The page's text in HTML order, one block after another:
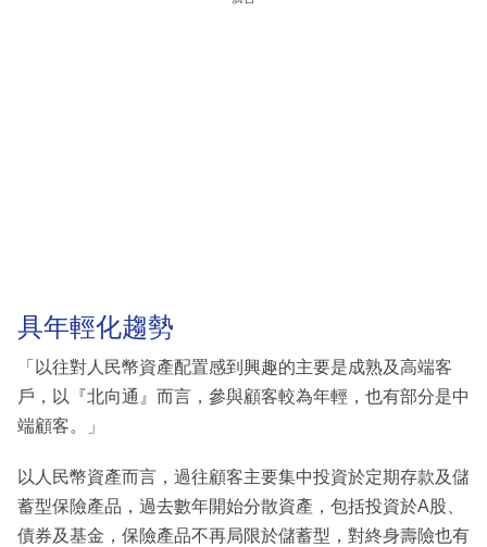
具年輕化趨勢
「以往對人民幣資產配置感到興趣的主要是成熟及高端客
戶，以『北向通』而言，參與顧客較為年輕，也有部分是中
端顧客。」
以人民幣資產而言，過往顧客主要集中投資於定期存款及儲
蓄型保險產品，過去數年開始分散資產，包括投資於A股、
債券及基金，保險產品不再局限於儲蓄型，對終身壽險也有